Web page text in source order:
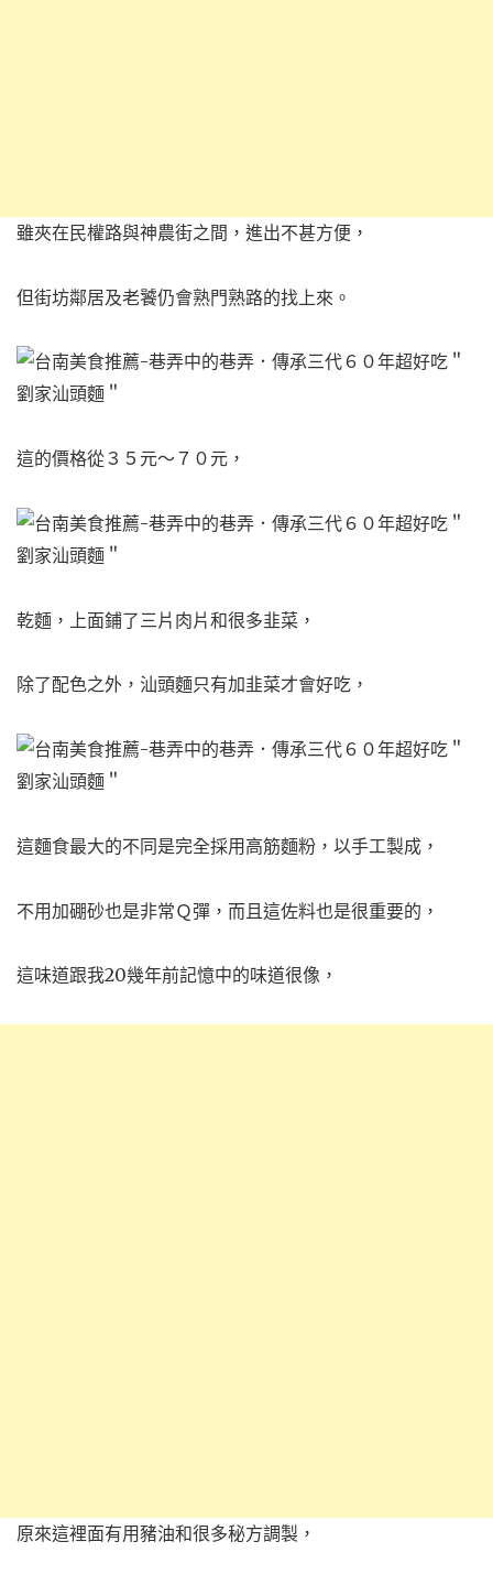
雖夾在民權路與神農街之間，進出不甚方便，
但街坊鄰居及老饕仍會熟門熟路的找上來。
這的價格從３５元～７０元，
乾麵， 上面鋪了三片肉片和很多韭菜，
除了配色之外，汕頭麵只有加韭菜才會好吃，
這麵食最大的不同是完全採用高筋麵粉， 以手工製成，
不用加硼砂也是非常Ｑ彈， 而且這佐料也是很重要的，
這味道跟我20幾年前記憶中的味道很像，
原來這裡面有用豬油和很多秘方調製，